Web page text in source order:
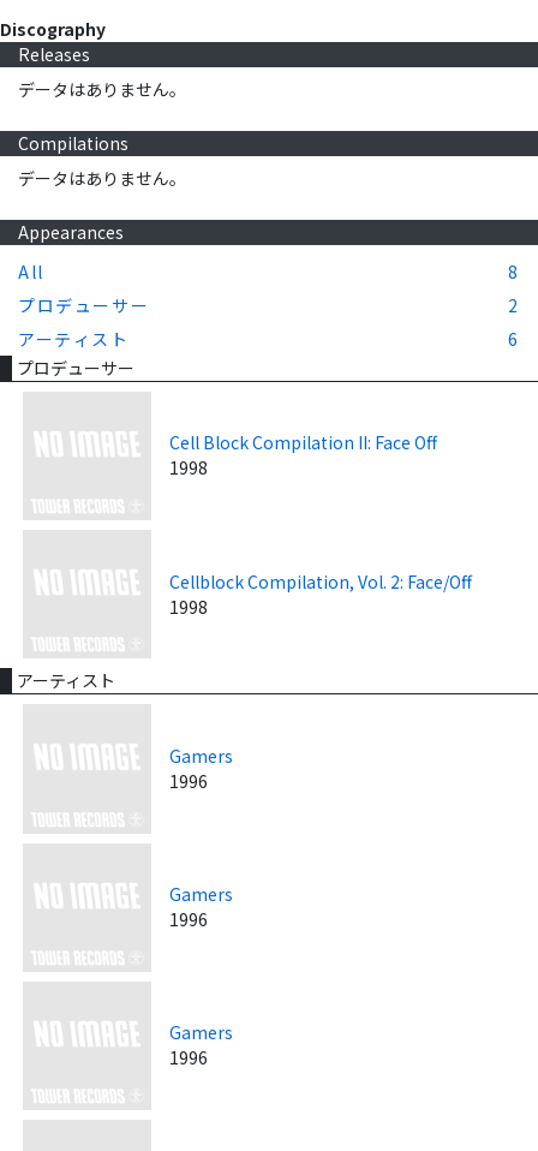
Discography
Releases
データはありません。
Compilations
データはありません。
Appearances
All
8
プロデューサー
2
アーティスト
6
プロデューサー
Cell Block Compilation II: Face Off
1998
Cellblock Compilation, Vol. 2: Face/Off
1998
アーティスト
Gamers
1996
Gamers
1996
Gamers
1996